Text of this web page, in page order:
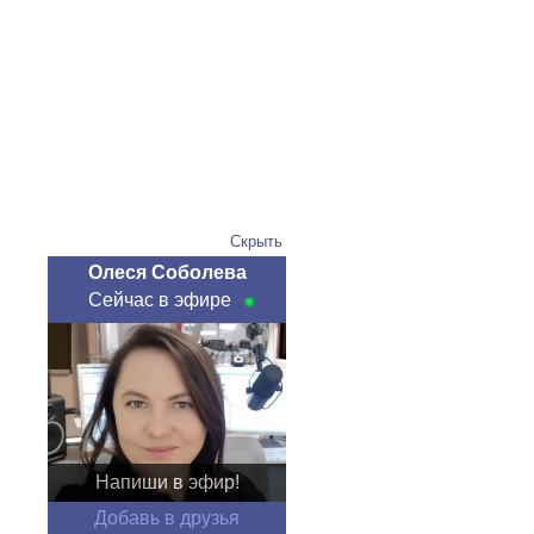
Скрыть
Олеся Соболева
Сейчас в эфире
Напиши в эфир!
Добавь в друзья